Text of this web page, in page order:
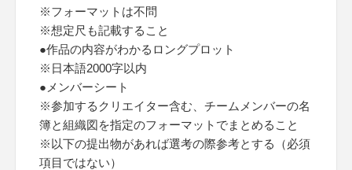
※フォーマットは不問
※想定尺も記載すること
●作品の内容がわかるロングプロット
※日本語2000字以内
●メンバーシート
※参加するクリエイター含む、チームメンバーの名
簿と組織図を指定のフォーマットでまとめること
※以下の提出物があれば選考の際参考とする（必須
項目ではない）